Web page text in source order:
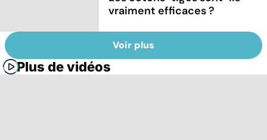
vraiment efficaces ?
Voir plus
Plus de vidéos